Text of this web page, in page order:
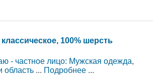
100% шерсть
- частное лицо: Мужская одежда,
область ... Подробнее ...